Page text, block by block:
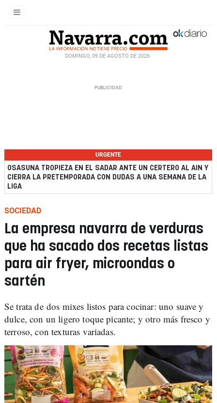
DOMINGO, 09 DE AGOSTO DE 2026
URGENTE
OSASUNA TROPIEZA EN EL SADAR ANTE UN CERTERO AL AIN Y
CIERRA LA PRETEMPORADA CON DUDAS A UNA SEMANA DE LA
LIGA
SOCIEDAD
La empresa navarra de verduras
que ha sacado dos recetas listas
para air fryer, microondas o
sartén
Se trata de dos mixes listos para cocinar: uno suave y
dulce, con un ligero toque picante; y otro más fresco y
terroso, con texturas variadas.